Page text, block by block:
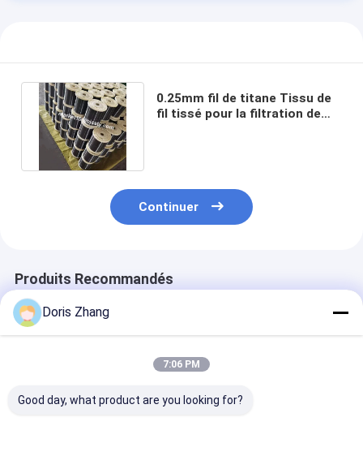
0.25mm fil de titane Tissu de
fil tissé pour la filtration de
Continuer
Produits Recommandés
Doris Zhang
7:06 PM
Good day, what product are you looking for?